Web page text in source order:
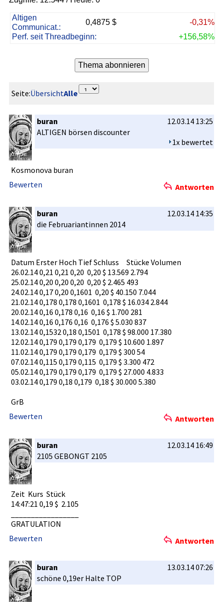
Altigen
Communicat.:
0,4875 $
-0,31%
Perf. seit Threadbeginn:
+156,58%
Seite:ÜbersichtAlle
buran 12.03.14 13:25
1x bewertet
ALTIGEN börsen discounter­
Kosmonova buran
Bewerten
Antworten
buran
12.03.14 14:35
die Februarian­tinnen 2014
Datum Erster Hoch Tief Schluss Stücke Volumen
26.02.14 0,21 0,21 0,20 0,20 $ 13.569 2.794
25.02.14 0,20 0,20 0,20 0,20 $ 2.465 493
24.02.14 0,17 0,20 0,1601 0,20 $ 40.150 7.044
21.02.14 0,178 0,178 0,1601 0,178­ $ 16.034 2.844
20.02.14 0,16 0,178 0,16 0,16 $ 1.700 281
14.02.14 0,16 0,176 0,16 0,176­ $ 5.030 837
13.02.14 0,1532 0,18 0,1501 0,178­ $ 98.000 17.380
12.02.14 0,179 0,179 0,179 0,179­ $ 10.600 1.897
11.02.14 0,179 0,179 0,179 0,179­ $ 300 54
07.02.14 0,115 0,179 0,115 0,179­ $ 3.300 472
05.02.14 0,179 0,179 0,179 0,179­ $ 27.000 4.833
03.02.14 0,179 0,18 0,179 0,18 $ 30.000 5.380
GrB
Bewerten
Antworten
buran
12.03.14 16:49
2105 GEBONGT 2105
Zeit Kurs Stück­
14:47:21 0,19 $ 2.105­
GRATULATIO­N
Bewerten
Antworten
buran
13.03.14 07:26
schöne 0,19er Halte TOP